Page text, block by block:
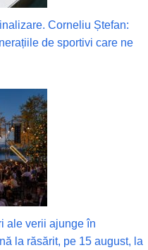
Corneliu Ștefan:
de sportivi care ne
ale verii ajunge în
la răsărit, pe 15 august, la